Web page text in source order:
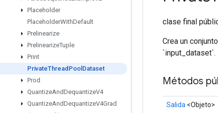
Placeholder
PlaceholderWithDefault
Prelinearize
PrelinearizeTuple
Print
PrivateThread Pool Dataset
Prod
QuantizeAndDequantizeV4
QuantizeAndDequantizeV4Grad
clase final
Crea un
`input_dataset`.
Métodos
Salida <Objeto>